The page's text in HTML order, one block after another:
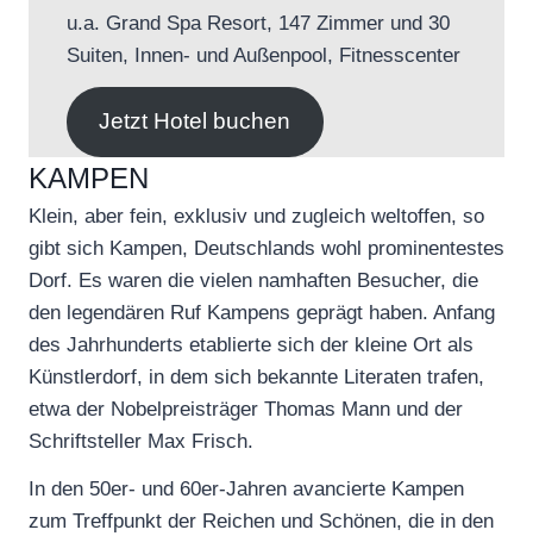
u.a. Grand Spa Resort, 147 Zimmer und 30
Suiten, Innen- und Außenpool, Fitnesscenter
Jetzt Hotel buchen
KAMPEN
Klein, aber fein, exklusiv und zugleich weltoffen, so
gibt sich Kampen, Deutschlands wohl prominentestes
Dorf. Es waren die vielen namhaften Besucher, die
den legendären Ruf Kampens geprägt haben. Anfang
des Jahrhunderts etablierte sich der kleine Ort als
Künstlerdorf, in dem sich bekannte Literaten trafen,
etwa der Nobelpreisträger Thomas Mann und der
Schriftsteller Max Frisch.
In den 50er- und 60er-Jahren avancierte Kampen
zum Treffpunkt der Reichen und Schönen, die in den